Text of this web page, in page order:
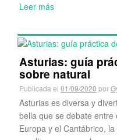
Leer más
Asturias: guía
sobre natural
Publicada el 01/09/2020 por
Asturias es diversa y
bella que se debate
Europa y el Cantábrico,